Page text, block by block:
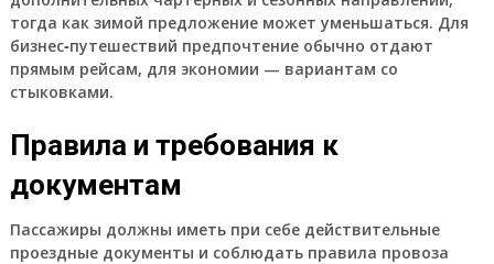
тогда как зимой предложение может уменьшаться. Для
бизнес‑путешествий предпочтение обычно отдают
прямым рейсам, для экономии — вариантам со
стыковками.
Правила и требования к
документам
Пассажиры должны иметь при себе действительные
проездные документы и соблюдать правила провоза